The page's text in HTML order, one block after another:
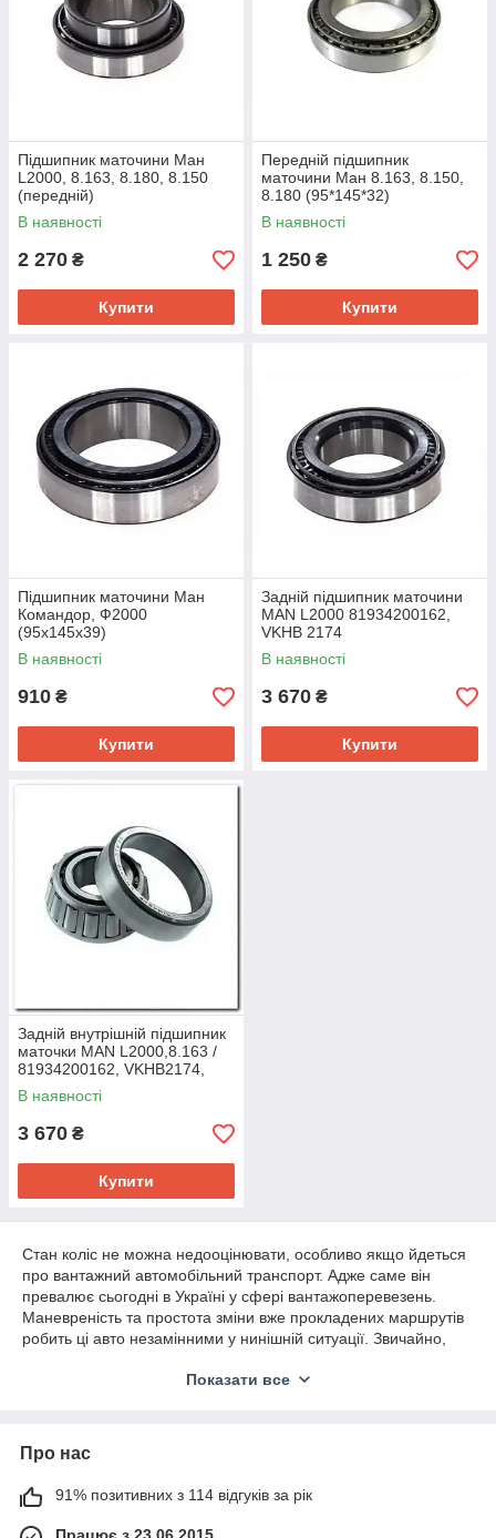
Підшипник маточини Ман
L2000, 8.163, 8.180, 8.150
(передній)
В наявності
2 270 ₴
Купити
Передній підшипник
маточини Ман 8.163, 8.150,
8.180 (95*145*32)
В наявності
1 250 ₴
Купити
Підшипник маточини Ман
Командор, Ф2000
(95х145х39)
В наявності
910 ₴
Купити
Задній підшипник маточини
MAN L2000 81934200162,
VKHB 2174
(69.85x120x32.55)
В наявності
3 670 ₴
Купити
Задній внутрішній підшипник
маточки MAN L2000,8.163 /
81934200162, VKHB2174,
547518
В наявності
3 670 ₴
Купити
Стан коліс не можна недооцінювати, особливо якщо йдеться
про вантажний автомобільний транспорт. Адже саме він
превалює сьогодні в Україні у сфері вантажоперевезень.
Маневреність та простота зміни вже прокладених маршрутів
робить ці авто незамінними у нинішній ситуації. Звичайно,
станом. Своєчасне технічне обслуговування, ремонт та
інших виробників в Україні не проблема. Наприклад, ви
можете оформити замовлення на підшипник ступиці через
каталог нашого інтернет-магазину. Причому є не тільки
запчастини на MAN, а й комплектуючі для інших фур. Й
транспортування дуже швидке, здійснюється із міста Київ.
Показати все
Про нас
91% позитивних з 114 відгуків за рік